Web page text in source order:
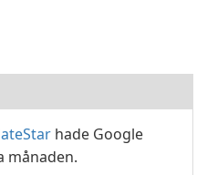
hade Google
månaden.